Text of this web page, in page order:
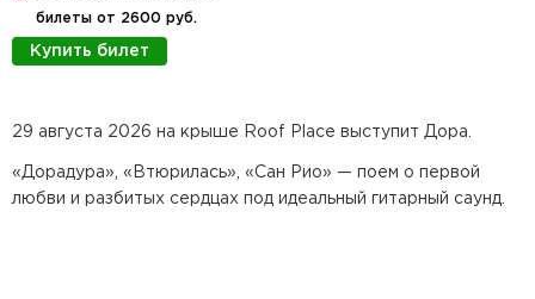
билеты от 2600 руб.
Купить билет
29 августа 2026 на крыше Roof Place выступит Дора.
«Дорадура», «Втюрилась», «Сан Рио» — поем о первой
любви и разбитых сердцах под идеальный гитарный саунд.